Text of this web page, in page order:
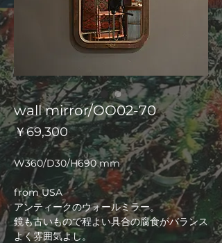
wall mirror/OO02-70
￥69,300価
格
W360/D30/H690 mm
from USA
アンティークのウォールミラー。
鏡も古いもので程よい具合の腐食がバランス
よく雰囲気よし。